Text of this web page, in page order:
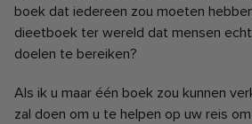
boek dat iedereen zou moeten
dieetboek ter wereld dat mensen
doelen te bereiken?
Als ik u maar één boek zou kunnen
zal doen om u te helpen op uw reis